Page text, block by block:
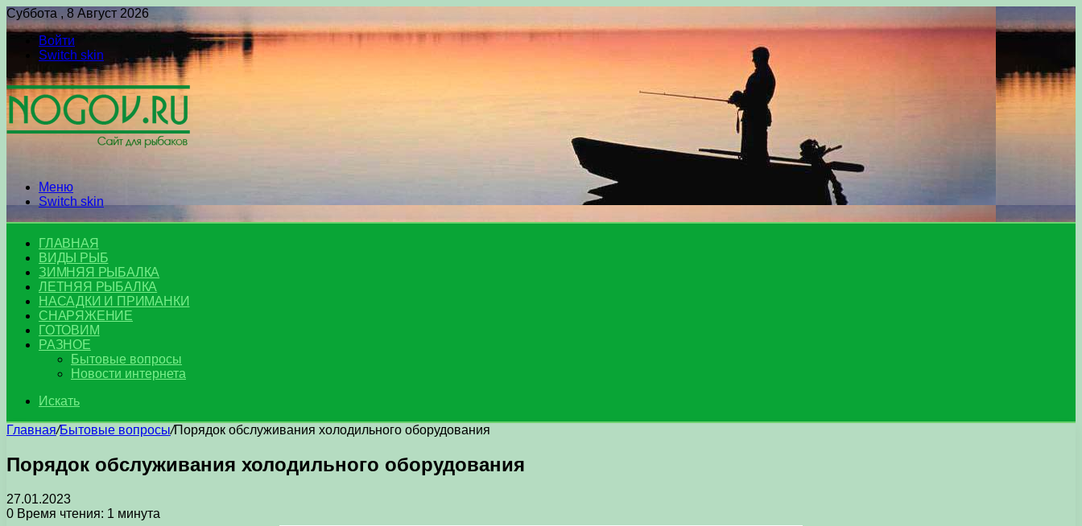
Суббота , 8 Август 2026
Войти
Switch skin
Меню
Switch skin
ГЛАВНАЯ
ВИДЫ РЫБ
ЗИМНЯЯ РЫБАЛКА
ЛЕТНЯЯ РЫБАЛКА
НАСАДКИ И ПРИМАНКИ
СНАРЯЖЕНИЕ
ГОТОВИМ
РАЗНОЕ
Бытовые вопросы
Новости интернета
Искать
Главная/Бытовые вопросы/Порядок обслуживания холодильного оборудования
Порядок обслуживания холодильного оборудования
27.01.2023
0 Время чтения: 1 минута